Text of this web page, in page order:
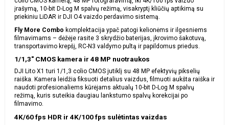
įrašymą, 10-bit D-Log M spalvų režimą, visakryptį kliūčių aptikimą su
priekiniu LiDAR ir DJI O4 vaizdo perdavimo sistemą.
Fly More Combo komplektacija ypač patogi kelionėms ir ilgesniems
filmavimams – dėžėje rasite 3 skrydžio baterijas, įkrovimo šakotuvą,
transportavimo krepšį, RC-N3 valdymo pultą ir papildomus priedus.
1/1,3″ CMOS kamera ir 48 MP nuotraukos
DJI Lito X1 turi 1/1,3 colio CMOS jutiklį su 48 MP efektyvių pikselių
raiška. Kamera leidžia fiksuoti detalius vaizdus, filmuoti aukšta raiška ir
naudoti profesionaliems kūrėjams aktualų 10-bit D-Log M spalvų
režimą, kuris suteikia daugiau lankstumo spalvų korekcijai po
filmavimo.
4K/60 fps HDR ir 4K/100 fps sulėtintas vaizdas